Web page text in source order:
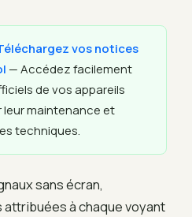
vos notices
— Accédez facilement
de vos appareils
maintenance et
techniques.
sans écran,
à chaque voyant